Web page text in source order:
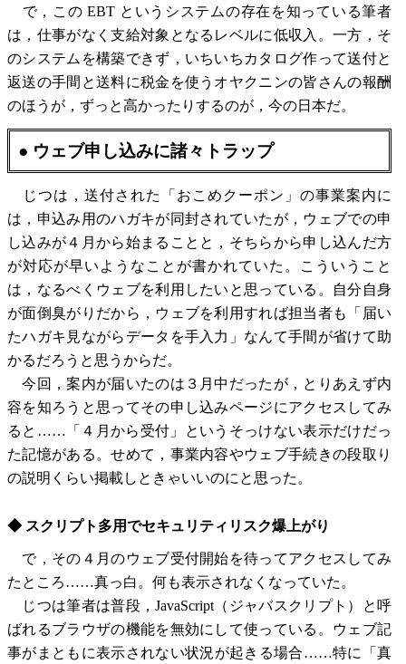
で，この EBT というシステムの存在を知っている筆者
は，仕事がなく支給対象となるレベルに低収入。一方，そ
のシステムを構築できず，いちいちカタログ作って送付と
返送の手間と送料に税金を使うオヤクニンの皆さんの報酬
のほうが，ずっと高かったりするのが，今の日本だ。
● ウェブ申し込みに諸々トラップ
じつは，送付された「おこめクーポン」の事業案内に
は，申込み用のハガキが同封されていたが，ウェブでの申
し込みが４月から始まることと，そちらから申し込んだ方
が対応が早いようなことが書かれていた。こういうこと
は，なるべくウェブを利用したいと思っている。自分自身
が面倒臭がりだから，ウェブを利用すれば担当者も「届い
たハガキ見ながらデータを手入力」なんて手間が省けて助
かるだろうと思うからだ。
今回，案内が届いたのは３月中だったが，とりあえず内
容を知ろうと思ってその申し込みページにアクセスしてみ
ると……「４月から受付」というそっけない表示だけだっ
た記憶がある。せめて，事業内容やウェブ手続きの段取り
の説明くらい掲載しときゃいいのにと思った。
◆ スクリプト多用でセキュリティリスク爆上がり
で，その４月のウェブ受付開始を待ってアクセスしてみ
たところ……真っ白。何も表示されなくなっていた。
じつは筆者は普段，JavaScript（ジャバスクリプト）と呼
ばれるブラウザの機能を無効にして使っている。ウェブ記
事がまともに表示されない状況が起きる場合……特に「真